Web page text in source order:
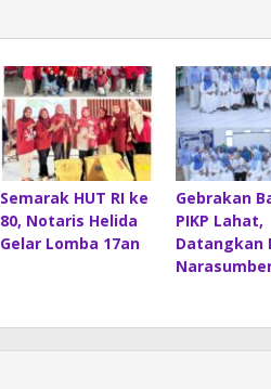
Semarak HUT RI ke
80, Notaris Helida
Gelar Lomba 17an
Gebrakan
PIKP Lahat,
Datangkan